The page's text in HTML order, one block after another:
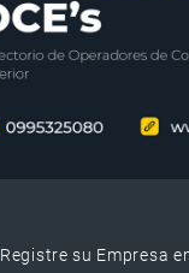
Registre su Empresa